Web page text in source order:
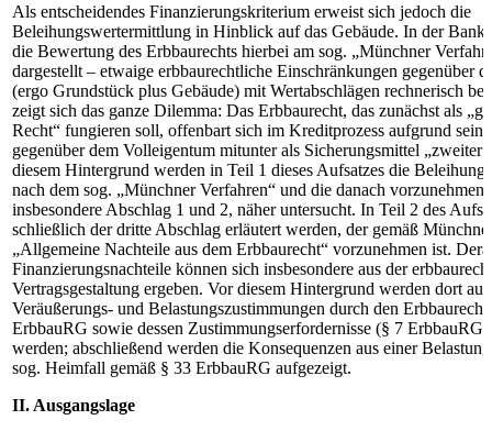
Als entscheidendes Finanzierungskriterium erweist sich jedoch die
Beleihungswertermittlung in Hinblick auf das Gebäude. In der
die Bewertung des Erbbaurechts hierbei am sog. „Münchner
dargestellt – etwaige erbbaurechtliche Einschränkungen gegenüber
(ergo Grundstück plus Gebäude) mit Wertabschlägen rechnerisch
zeigt sich das ganze Dilemma: Das Erbbaurecht, das zunächst als
Recht“ fungieren soll, offenbart sich im Kreditprozess aufgrund
gegenüber dem Volleigentum mitunter als Sicherungsmittel „zweiter
diesem Hintergrund werden in Teil 1 dieses Aufsatzes die
nach dem sog. „Münchner Verfahren“ und die danach
insbesondere Abschlag 1 und 2, näher untersucht. In Teil 2 des
schließlich der dritte Abschlag erläutert werden, der gemäß
„Allgemeine Nachteile aus dem Erbbaurecht“ vorzunehmen ist.
Finanzierungsnachteile können sich insbesondere aus der
Vertragsgestaltung ergeben. Vor diesem Hintergrund werden dort
Veräußerungs- und Belastungszustimmungen durch den
ErbbauRG sowie dessen Zustimmungserfordernisse (§ 7
werden; abschließend werden die Konsequenzen aus einer
sog. Heimfall gemäß § 33 ErbbauRG aufgezeigt.
II. Ausgangslage